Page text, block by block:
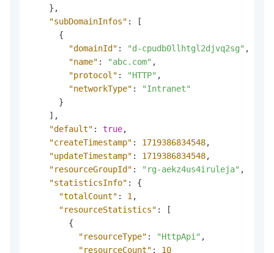
} ,
"subDomainInfos" :
[
{
"domainId" : "d-cpudb0llhtgl2djvq2sg" ,
"name" : "abc.com" ,
"protocol" : "HTTP" ,
"networkType" :
"Intranet"
}
] ,
"default" : true,
"createTimestamp" : 1719386834548,
"updateTimestamp" : 1719386834548,
"resourceGroupId" : "rg-aekz4us4iruleja" ,
"statisticsInfo" :
{
"totalCount" : 1 ,
"resourceStatistics" :
[
{
"resourceType" : "HttpApi" ,
"resourceCount" :
10